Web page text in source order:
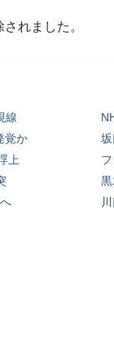
れました。
線
覚か
上